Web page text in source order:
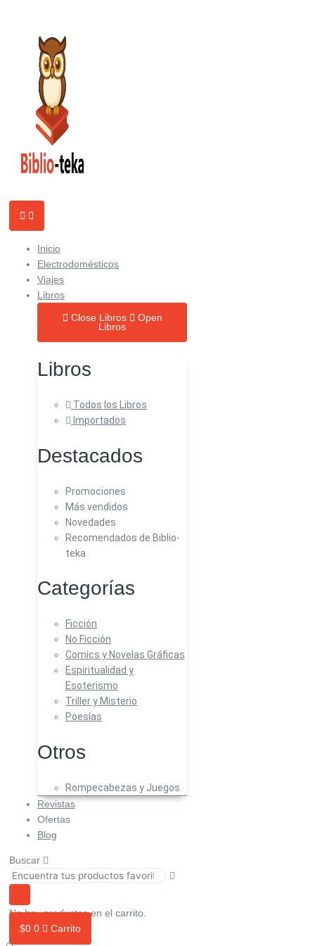
contenido
Inicio
Electrodomésticos
Viajes
Libros
Close Libros
Open
Libros
Libros
Todos los Libros
Importados
Destacados
Promociones
Más vendidos
Novedades
Recomendados de Biblio-
teka
Categorías
Ficción
No Ficción
Comics y Novelas Gráficas
Espiritualidad y
Esoterismo
Triller y Misterio
Poesías
Otros
Rompecabezas y Juegos
Revistas
Ofertas
Blog
Buscar
No hay productos en el carrito.
$0 0
Carrito